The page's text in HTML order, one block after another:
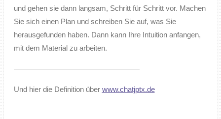
und gehen sie dann langsam, Schritt für Schritt vor. Machen
Sie sich einen Plan und schreiben Sie auf, was Sie
herausgefunden haben. Dann kann Ihre Intuition anfangen,
mit dem Material zu arbeiten.
—————————————————
Und hier die Definition über www.chatjptx.de